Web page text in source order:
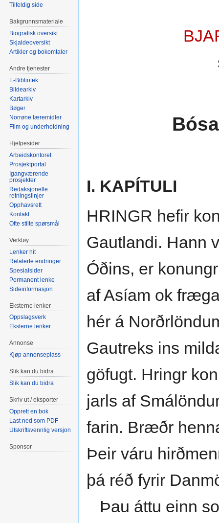
I. KAPÍTULI
HRINGR hefir
Gautlandi. Hann
Óðins, er
af Asíam ok
hér á
Gautreks ins
göfugt. Hringr
jarls af
farin. Bræðr
Þeir váru
þá réð fyrir
Þau áttu einn
Tilfeldig side
Bakgrunnsmateriale
Biografisk oversikt
Skjaldeoversikt
Artikler og bokomtaler
Andre tjenester
E-Bibliotek
Bildearkiv
Kartarkiv
Bøger
Norrøne læremidler
Film og underholdning
Hjelpesider
Arbeidskontoret
Prosjektportal
Igangværende
prosjekter
Redaksjonelle
retningslinjer
Opphavsrett
Kontakt
Ofte stilte spørsmål
Verktøy
Lenker hit
Relaterte endringer
Spesialsider
Permanent lenke
Sideinformasjon
Eksterne lenker
Oppslagsverk
Eksterne lenker
Annonse
Kjøp annonseplass
Slik kan du bidra
Slik kan du bidra
Skriv ut / eksporter
Opprett en bok
Last ned som PDF
Utskriftsvennlig versjon
Sponsor